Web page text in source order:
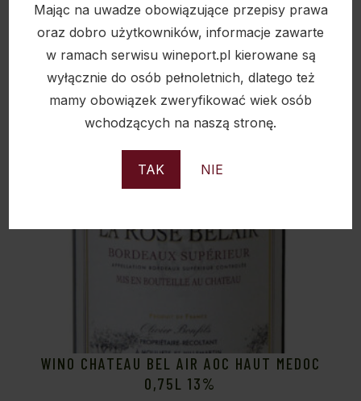
Mając na uwadze obowiązujące przepisy prawa
oraz dobro użytkowników, informacje zawarte
w ramach serwisu wineport.pl kierowane są
wyłącznie do osób pełnoletnich, dlatego też
mamy obowiązek zweryfikować wiek osób
wchodzących na naszą stronę.
TAK NIE
Sold
WINO CHATEAU BEL AIR AOC HAUT MEDOC
0,75L 13%